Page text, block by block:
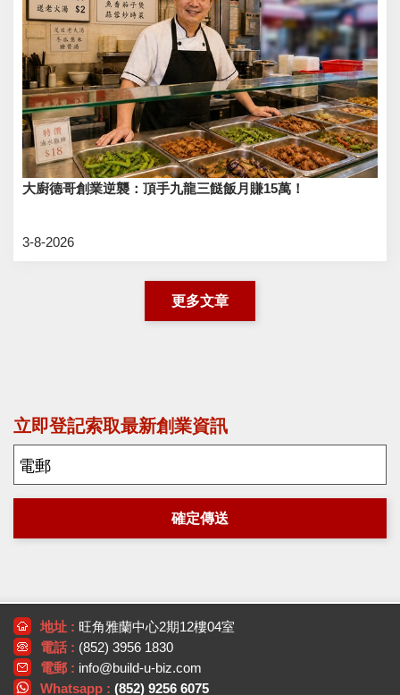
大廚德哥創業逆襲：頂手九龍三餸飯月賺15萬！
3-8-2026
更多文章
立即登記索取最新創業資訊
確定傳送
地址 : 旺角雅蘭中心2期12樓04室
電話 : (852) 3956 1830
電郵 : info@build-u-biz.com
Whatsapp : (852) 9256 6075